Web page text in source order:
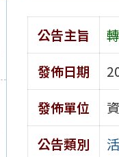
公告主旨
發佈日期
發佈單位
公告類別